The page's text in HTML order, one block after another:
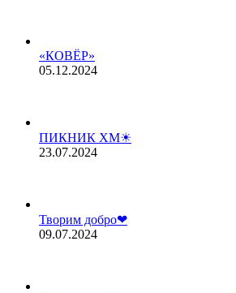
«КОВЁР»
05.12.2024
ПИКНИК ХМ☀
23.07.2024
Творим добро❤
09.07.2024